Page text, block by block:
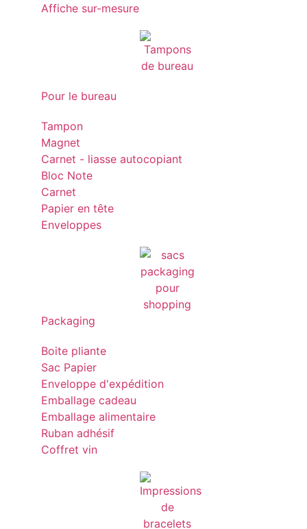
Affiche sur-mesure
Pour le bureau
Tampon
Magnet
Carnet - liasse autocopiant
Bloc Note
Carnet
Papier en tête
Enveloppes
Packaging
Boite pliante
Sac Papier
Enveloppe d'expédition
Emballage cadeau
Emballage alimentaire
Ruban adhésif
Coffret vin